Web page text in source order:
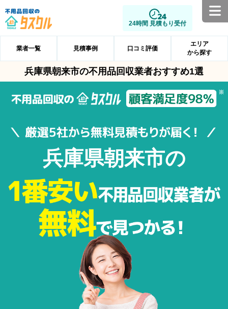
24時間 見積もり受付
業者一覧 見積事例 口コミ評価
エリア
から探す
兵庫県朝来市の不用品回収業者おすすめ1選
兵庫県朝来市の